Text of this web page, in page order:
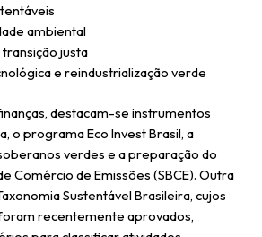
ambiental
justa
e reindustrialização verde
destacam-se instrumentos
o programa Eco Invest Brasil, a
verdes e a preparação do
Comércio de Emissões (SBCE). Outra
Sustentável Brasileira, cujos
recentemente aprovados,